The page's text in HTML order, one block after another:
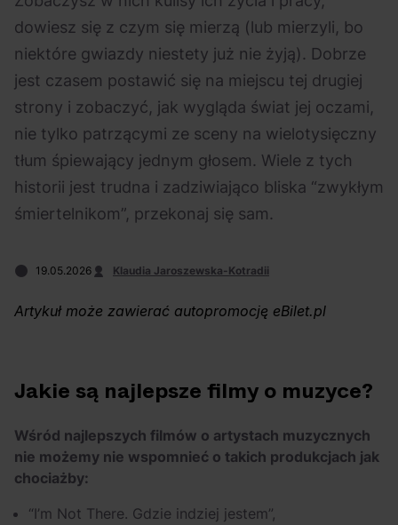
Kto jest
prawdziwym fanem
Chivasa?
Aplikacja
KAMAAAN nową
inicjatywą eBilet
jednoczącą fanów
Polecane Rap 05.08.2026
wzięło się pogo na
koncertach?
Festiwal
nocne koncerty
dowiesz się z czym się mierzą (lub mierzyli, bo
niektóre gwiazdy niestety już nie żyją). Dobrze
jest czasem postawić się na miejscu tej drugiej
strony i zobaczyć, jak wygląda świat jej oczami,
nie tylko patrzącymi ze sceny na wielotysięczny
tłum śpiewający jednym głosem. Wiele z tych
historii jest trudna i zadziwiająco bliska “zwykłym
śmiertelnikom”, przekonaj się sam.
19.05.2026 Klaudia Jaroszewska-Kotradii
Artykuł może zawierać autopromocję eBilet.pl
Jakie są najlepsze filmy o muzyce?
Wśród najlepszych filmów o artystach muzycznych
nie możemy nie wspomnieć o takich produkcjach jak
chociażby:
“I’m Not There. Gdzie indziej jestem”,